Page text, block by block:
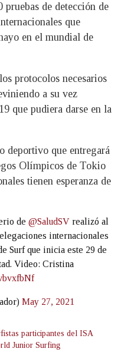
de detección de
que
en el mundial de
protocolos necesarios
a su vez
que pudiera darse en la
deportivo que entregará
Olímpicos de Tokio
tienen esperanza de
de @SaludSV realizó al
internacionales
Surf que inicia este 29 de
Video: Cristina
May 27, 2021
participantes del ISA
Junior Surfing